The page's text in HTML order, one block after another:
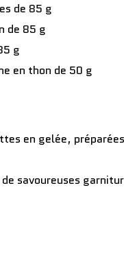
de 85 g
de 85 g
g
en thon de 50 g
en gelée,
savoureuses